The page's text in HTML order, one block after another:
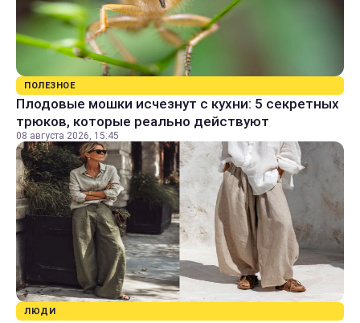
ПОЛЕЗНОЕ
Плодовые мошки исчезнут с кухни: 5 секретных
трюков, которые реально действуют
08 августа 2026, 15:45
ЛЮДИ